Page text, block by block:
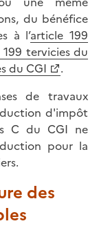
du bénéfice
à l’article 199
tervicies du
du CGI
.
de travaux
d'impôt
C du CGI ne
pour la
des